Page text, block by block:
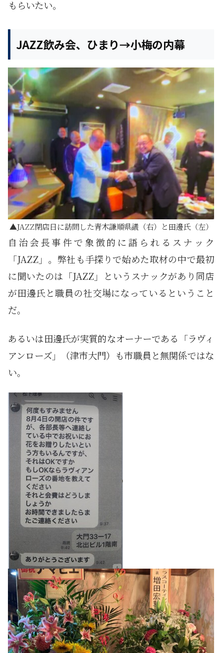
もらいたい。
JAZZ飲み会、ひまり→小梅の内幕
JAZZ閉店日に訪問した青木謙順県議（右）と田邊氏（左）
自治会長事件で象徴的に語られるスナック
「JAZZ」。弊社も手探りで始めた取材の中で最初
に聞いたのは「JAZZ」というスナックがあり同店
が田邊氏と職員の社交場になっているということ
だ。
あるいは田邊氏が実質的なオーナーである「ラヴィ
アンローズ」（津市大門）も市職員と無関係ではな
い。